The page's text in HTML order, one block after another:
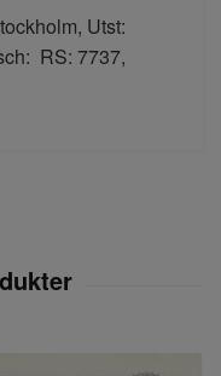
Utst:
RS: 7737,